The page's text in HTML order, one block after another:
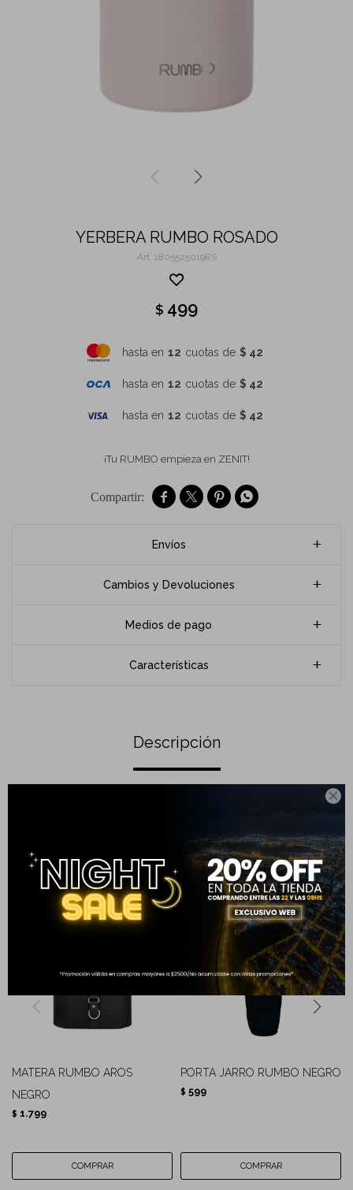

YERBERA RUMBO ROSADO
1805525019RS
$ 499
hasta en 12 cuotas de $ 42
hasta en 12 cuotas de $ 42
hasta en 12 cuotas de $ 42
¡Tu RUMBO empieza en ZENIT!
   
Envíos
Cambios y Devoluciones
Medios de pago
Características
Descripción
Completá tu compra
MATERA RUMBO AROS
NEGRO
$ 1.799
PORTA JARRO RUMBO NEGRO
$ 599